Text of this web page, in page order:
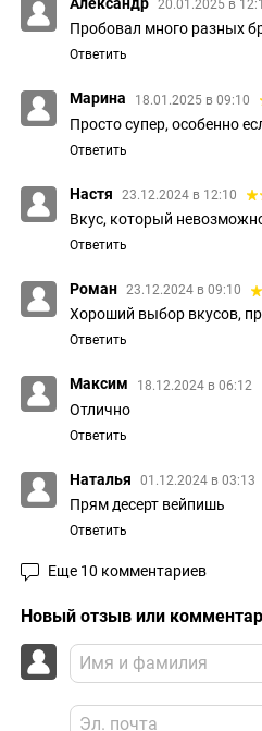
Александр 20.01.2025 в
Пробовал много разных
Ответить
Марина 18.01.2025 в 09:10
Просто супер, особенно
Ответить
Настя 23.12.2024 в 12:10
Вкус, который
Ответить
Роман 23.12.2024 в 09:10
Хороший выбор вкусов,
Ответить
Максим 18.12.2024 в 06:12
Отлично
Ответить
Наталья 01.12.2024 в 03:13
Прям десерт вейпишь
Ответить
Еще 10 комментариев
Новый отзыв или